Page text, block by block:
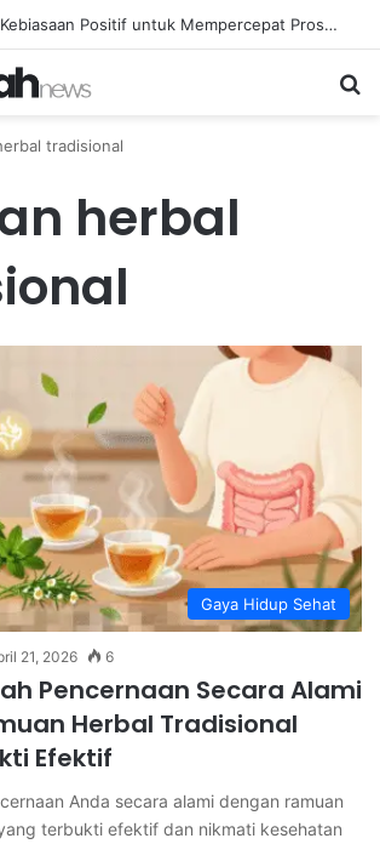
Memperkuat Kebiasaan Positif untuk Mempercepat Proses Pemulihan Mental Anda
tradisional
herbal
Gaya Hidup Sehat
21, 2026 6
Pencernaan Secara Alami
Herbal Tradisional
Efektif
Anda secara alami dengan ramuan
terbukti efektif dan nikmati kesehatan